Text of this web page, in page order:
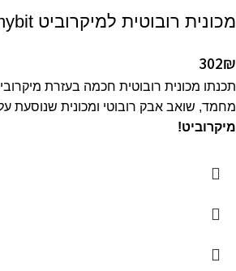
מכונית רובוטית למיקרוביט Tinybit
302₪
תכנתו מכונית רובוטית חכמה בעזרת
מחמד, שואב אבק רובוטי ומכונית שנוסעת
מיקרוביט!